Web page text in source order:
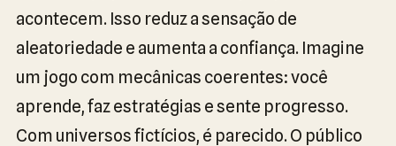
acontecem. Isso reduz a sensação de
aleatoriedade e aumenta a confiança. Imagine
um jogo com mecânicas coerentes: você
aprende, faz estratégias e sente progresso.
Com universos fictícios, é parecido. O público